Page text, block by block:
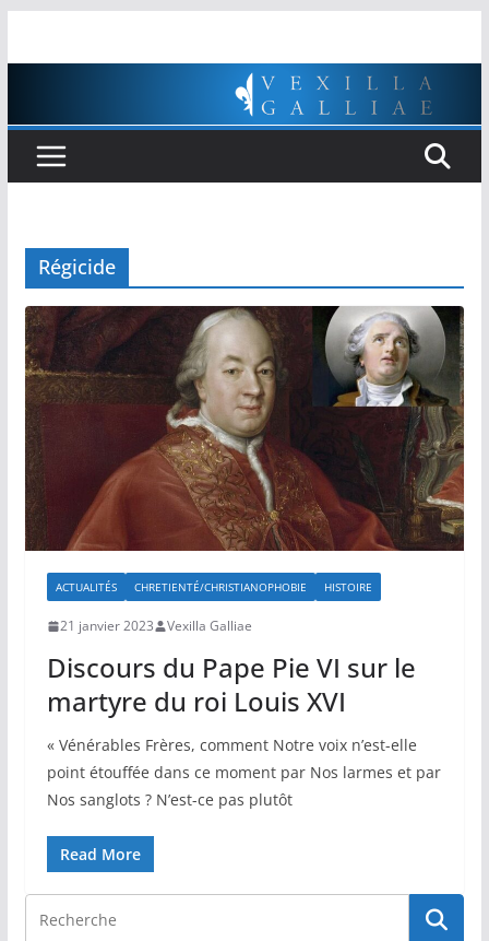
Régicide
ACTUALITÉS CHRETIENTÉ/CHRISTIANOPHOBIE HISTOIRE
21 janvier 2023 Vexilla Galliae
Discours du Pape Pie VI sur le
martyre du roi Louis XVI
« Vénérables Frères, comment Notre voix n’est-elle
point étouffée dans ce moment par Nos larmes et par
Nos sanglots ? N’est-ce pas plutôt
Read More